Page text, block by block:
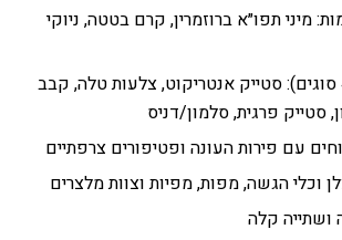
מיני תפו״א ברוזמרין, קרם בטטה, ניוקי
עיקריות (4 סוגים): סטייק אנטריקוט, צלעות טלה, קבב
סטייק פרגית, סלמון/דניס
עם פירות העונה ופטיפורים צרפתיים
וכלי הגשה, מפות, מפיות וצוות מלצרים
ושתייה קלה